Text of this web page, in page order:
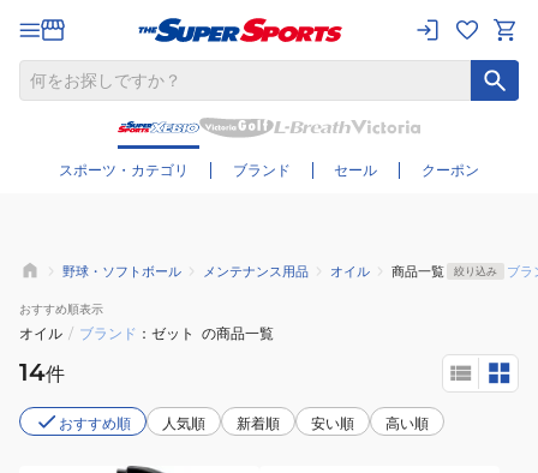
スポーツ・カテゴリ ブランド セール クーポン
さらに絞り込む
野球・ソフトボール メンテナンス用品 オイル 商品一覧 絞り込み ブラ
おすすめ順表示
オイル / ブランド ゼット の商品一覧
14件
おすすめ順 人気順 新着順 安い順 高い順